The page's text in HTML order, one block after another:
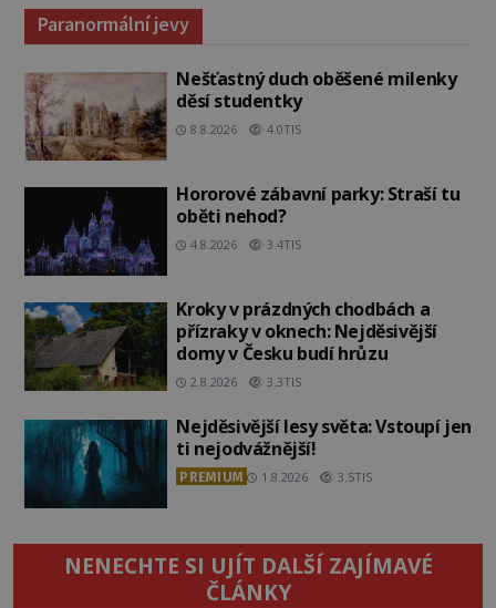
Paranormální jevy
Nešťastný duch oběšené milenky
děsí studentky
8.8.2026 4.0TIS
Hororové zábavní parky: Straší tu
oběti nehod?
4.8.2026 3.4TIS
Kroky v prázdných chodbách a
přízraky v oknech: Nejděsivější
domy v Česku budí hrůzu
2.8.2026 3.3TIS
Nejděsivější lesy světa: Vstoupí jen
ti nejodvážnější!
PREMIUM 1.8.2026 3.5TIS
NENECHTE SI UJÍT DALŠÍ ZAJÍMAVÉ
ČLÁNKY